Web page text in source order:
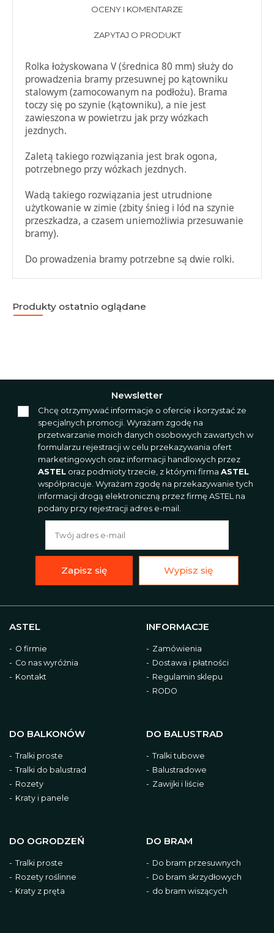
OCENY I KOMENTARZE
ZAPYTAJ O PRODUKT
Rolka łożyskowana V (średnica 80 mm) służy do
prowadzenia bramy przesuwnej po kątowniku
stalowym (zamocowanym na podłożu). Brama
toczy się po szynie (kątowniku), a nie jest
zawieszona w powietrzu jak przy wózkach
jezdnych.
Zaletą takiego rozwiązania jest brak ogona,
potrzebnego przy wózkach jezdnych.
Wadą takiego rozwiązania jest utrudnione
użytkowanie w zimie (zbity śnieg i lód na szynie
przeszkadza, a czasem uniemożliwia przesuwanie
bramy).
Do prowadzenia bramy potrzebne są dwie rolki.
Produkty ostatnio oglądane
ASTEL
O firmie
Co nas wyróżnia
Kontakt
INFORMACJE
Zamówienia
Dostawa i płatności
Regulamin sklepu
RODO
DO BALKONÓW
Tralki proste
Tralki do balustrad
Rozety
Kraty i panele
DO BALUSTRAD
Tralki tubowe
Balustradowe
Zawijki i liście
DO OGRODZEŃ
Tralki proste
Rozety roślinne
Kraty z pręta
DO BRAM
Do bram przesuwnych
Do bram skrzydłowych
do bram wiszących
Newsletter
Chcę otrzymywać informacje o ofercie i korzystać ze
specjalnych promocji. Wyrażam zgodę na
przetwarzanie moich danych osobowych zawartych w
formularzu rejestracji w celu przekazywania ofert
marketingowych oraz informacji handlowych przez
ASTEL oraz podmioty trzecie, z którymi firma ASTEL
współpracuje. Wyrażam zgodę na przekazywanie tych
informacji drogą elektroniczną przez firmę ASTEL na
podany przy rejestracji adres e-mail.
Zapisz się Wypisz się